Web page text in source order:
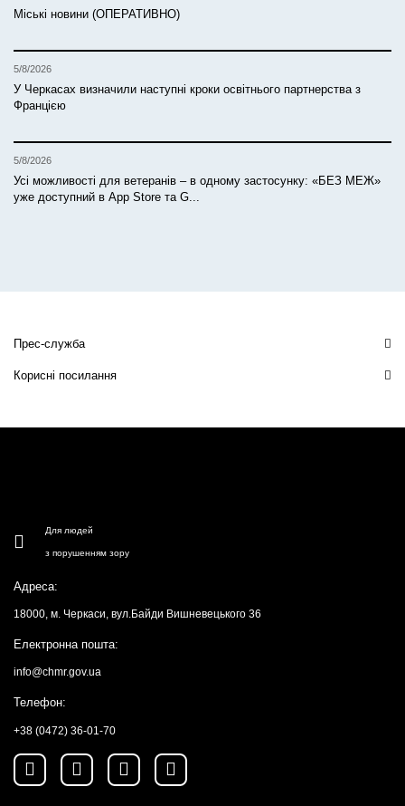
Міські новини (ОПЕРАТИВНО)
5/8/2026
У Черкасах визначили наступні кроки освітнього партнерства з
Францією
5/8/2026
Усі можливості для ветеранів – в одному застосунку: «БЕЗ МЕЖ»
уже доступний в App Store та G...
Прес-служба
Корисні посилання
Для людей
з порушенням зору
Адреса:
18000, м. Черкаси, вул.Байди Вишневецького 36
Електронна пошта:
info@chmr.gov.ua
Телефон:
+38 (0472) 36-01-70